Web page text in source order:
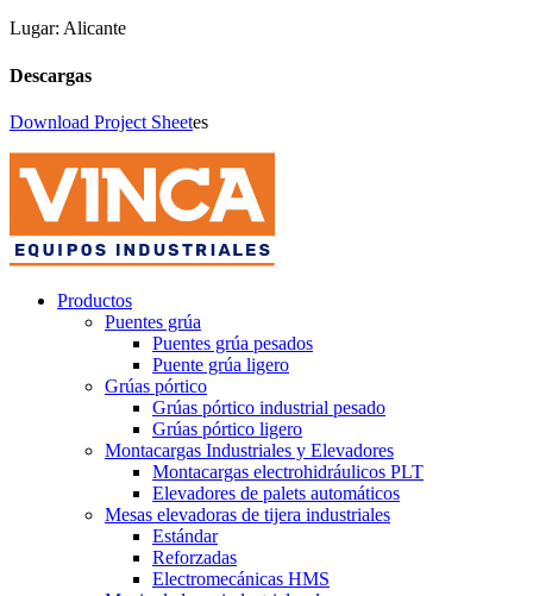
Lugar: Alicante
Descargas
Download Project Sheetes
Productos
Puentes grúa
Puentes grúa pesados
Puente grúa ligero
Grúas pórtico
Grúas pórtico industrial pesado
Grúas pórtico ligero
Montacargas Industriales y Elevadores
Montacargas electrohidráulicos PLT
Elevadores de palets automáticos
Mesas elevadoras de tijera industriales
Estándar
Reforzadas
Electromecánicas HMS